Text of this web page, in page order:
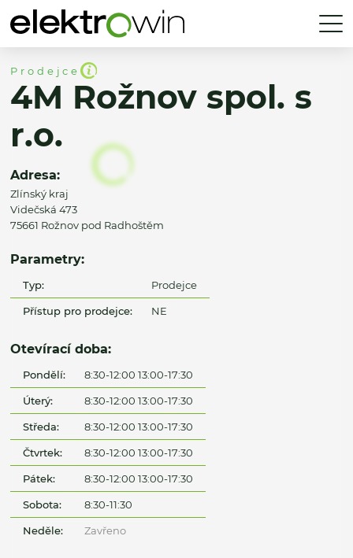
Prodejce
4M Rožnov spol. s
r.o.
Adresa:
Zlínský kraj
Videčská 473
75661 Rožnov pod Radhoštěm
Parametry:
Typ: Prodejce
Přístup pro prodejce: NE
Otevírací doba:
Pondělí: 8:30-12:00 13:00-17:30
Úterý: 8:30-12:00 13:00-17:30
Středa: 8:30-12:00 13:00-17:30
Čtvrtek: 8:30-12:00 13:00-17:30
Pátek: 8:30-12:00 13:00-17:30
Sobota: 8:30-11:30
Neděle: Zavřeno